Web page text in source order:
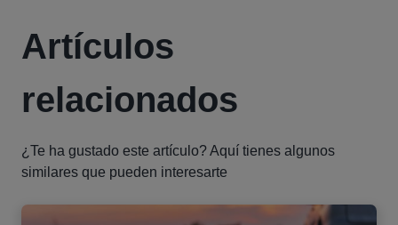
Artículos
relacionados
¿Te ha gustado este artículo? Aquí tienes algunos
similares que pueden interesarte